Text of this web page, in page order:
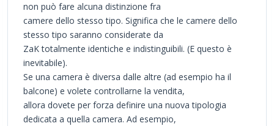
non può fare alcuna distinzione fra
camere dello stesso tipo. Significa che le camere dello
stesso tipo saranno considerate da
ZaK totalmente identiche e indistinguibili. (E questo è
inevitabile).
Se una camera è diversa dalle altre (ad esempio ha il
balcone) e volete controllarne la vendita,
allora dovete per forza definire una nuova tipologia
dedicata a quella camera. Ad esempio,